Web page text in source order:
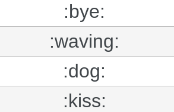
:bye:
:waving:
:dog:
:kiss: